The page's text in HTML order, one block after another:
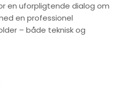
en uforpligtende dialog om
en professionel
– både teknisk og